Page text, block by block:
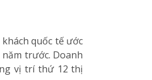
quốc tế ước
trước. Doanh
vị trí thứ 12 thị